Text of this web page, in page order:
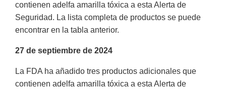
contienen adelfa amarilla tóxica a esta Alerta de
Seguridad. La lista completa de productos se puede
encontrar en la tabla anterior.
27 de septiembre de 2024
La FDA ha añadido tres productos adicionales que
contienen adelfa amarilla tóxica a esta Alerta de